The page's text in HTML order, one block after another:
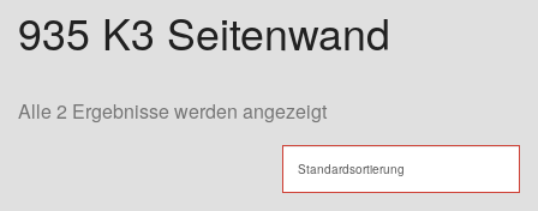
935 K3 Seitenwand
Alle 2 Ergebnisse werden angezeigt